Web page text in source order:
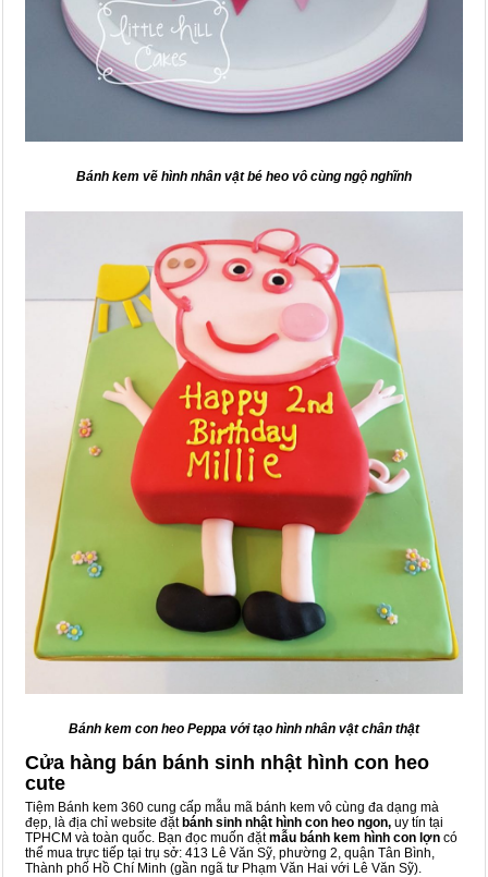
Bánh kem vẽ hình nhân vật bé heo vô cùng ngộ nghĩnh
Bánh kem con heo Peppa với tạo hình nhân vật chân thật
Cửa hàng bán bánh sinh nhật hình con heo
cute
Tiệm Bánh kem 360 cung cấp mẫu mã bánh kem vô cùng đa dạng mà
đẹp, là địa chỉ website đặt bánh sinh nhật hình con heo ngon, uy tín tại
TPHCM và toàn quốc. Bạn đọc muốn đặtmẫu bánh kem hình con lợn có
thể mua trực tiếp tại trụ sở: 413 Lê Văn Sỹ, phường 2, quận Tân Bình,
Thành phố Hồ Chí Minh (gần ngã tư Phạm Văn Hai với Lê Văn Sỹ).